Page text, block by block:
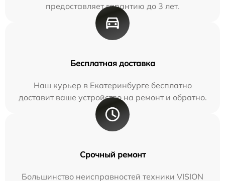
предоставляет гарантию до 3 лет.
Бесплатная доставка
Наш курьер в Екатеринбурге бесплатно
доставит ваше устройство на ремонт и обратно.
Срочный ремонт
Большинство неисправностей техники VISION